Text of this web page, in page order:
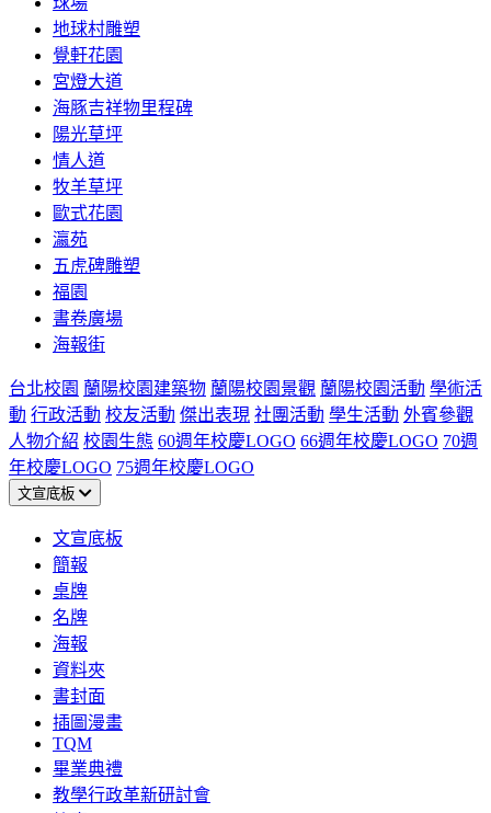
地球村雕塑
覺軒花園
宮燈大道
海豚吉祥物里程碑
陽光草坪
情人道
牧羊草坪
歐式花園
瀛苑
五虎碑雕塑
福園
書卷廣場
海報街
台北校園 蘭陽校園建築物 蘭陽校園景觀 蘭陽校園活動 學術活
動 行政活動 校友活動 傑出表現 社團活動 學生活動 外賓參觀
人物介紹 校園生態 60週年校慶LOGO 66週年校慶LOGO 70週
年校慶LOGO 75週年校慶LOGO
文宣底板
文宣底板
簡報
桌牌
名牌
海報
資料夾
書封面
插圖漫畫
TQM
畢業典禮
教學行政革新研討會